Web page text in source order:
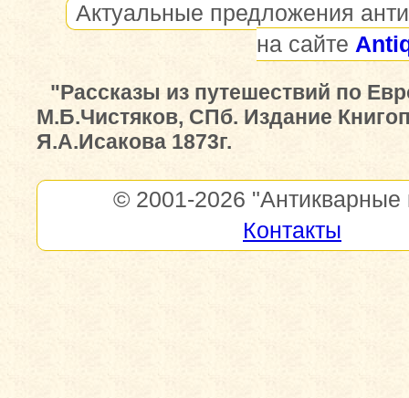
Актуальные предложения
на сайте
"Рассказы из путешествий по
М.Б.Чистяков, СПб. Издание
Я.А.Исакова 1873г.
© 2001-2026 "Антикварные
Контакты